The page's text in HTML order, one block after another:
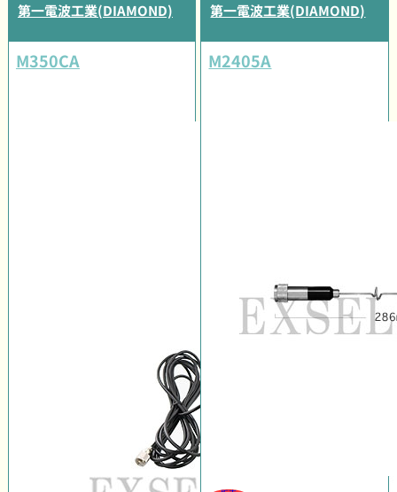
第一電波工業(DIAMOND)
M350CA
第一電波工業(DIAMOND)
M2405A